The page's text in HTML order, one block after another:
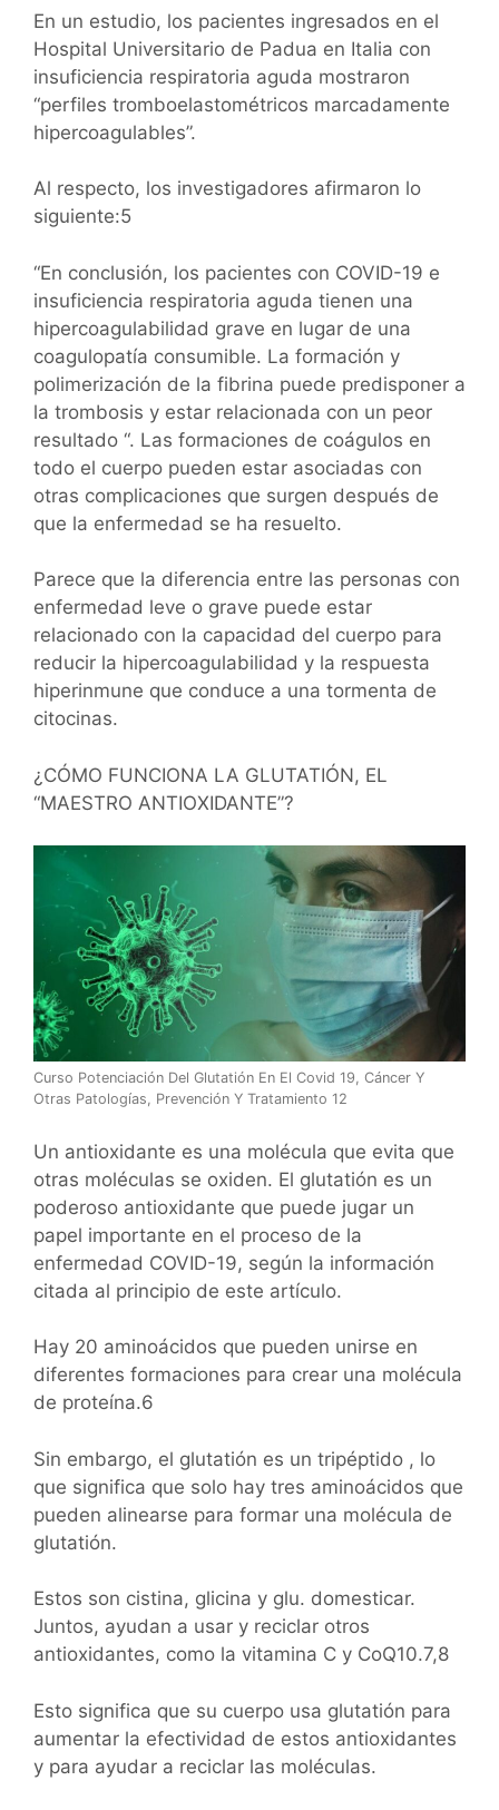
En un estudio, los pacientes ingresados ​​en el
Hospital Universitario de Padua en Italia con
insuficiencia respiratoria aguda mostraron
“perfiles tromboelastométricos marcadamente
hipercoagulables”.
Al respecto, los investigadores afirmaron lo
siguiente:5
“En conclusión, los pacientes con COVID-19 e
insuficiencia respiratoria aguda tienen una
hipercoagulabilidad grave en lugar de una
coagulopatía consumible. La formación y
polimerización de la fibrina puede predisponer a
la trombosis y estar relacionada con un peor
resultado “. Las formaciones de coágulos en
todo el cuerpo pueden estar asociadas con
otras complicaciones que surgen después de
que la enfermedad se ha resuelto.
Parece que la diferencia entre las personas con
enfermedad leve o grave puede estar
relacionado con la capacidad del cuerpo para
reducir la hipercoagulabilidad y la respuesta
hiperinmune que conduce a una tormenta de
citocinas.
¿CÓMO FUNCIONA LA GLUTATIÓN, EL
“MAESTRO ANTIOXIDANTE”?
Curso Potenciación Del Glutatión En El Covid 19, Cáncer Y
Otras Patologías, Prevención Y Tratamiento 12
Un antioxidante es una molécula que evita que
otras moléculas se oxiden. El glutatión es un
poderoso antioxidante que puede jugar un
papel importante en el proceso de la
enfermedad COVID-19, según la información
citada al principio de este artículo.
Hay 20 aminoácidos que pueden unirse en
diferentes formaciones para crear una molécula
de proteína.6
Sin embargo, el glutatión es un tripéptido , lo
que significa que solo hay tres aminoácidos que
pueden alinearse para formar una molécula de
glutatión.
Estos son cistina, glicina y glu. domesticar.
Juntos, ayudan a usar y reciclar otros
antioxidantes, como la vitamina C y CoQ10.7,8
Esto significa que su cuerpo usa glutatión para
aumentar la efectividad de estos antioxidantes
y para ayudar a reciclar las moléculas.